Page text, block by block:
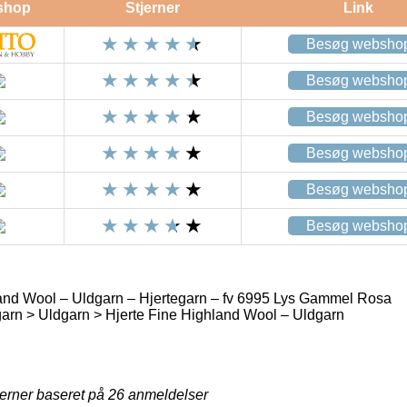
Stjerner Link
Besøg
Besøg
Besøg
Besøg
Besøg
Besøg
Wool – Uldgarn – Hjertegarn – fv 6995 Lys Gammel Rosa
> Uldgarn > Hjerte Fine Highland Wool – Uldgarn
baseret på 26 anmeldelser